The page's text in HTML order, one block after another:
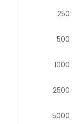
250
500
1000
2500
5000